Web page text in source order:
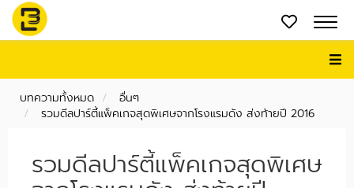
บทความทั้งหมด
อื่นๆ
รวมดีลปาร์ตี้แพ็คเกจสุดพิเศษจากโรงแรมดัง ส่งท้ายปี 2016
รวมดีลปาร์ตี้แพ็คเกจสุดพิเศษ